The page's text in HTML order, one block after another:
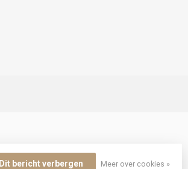
Dit bericht verbergen Meer over cookies »